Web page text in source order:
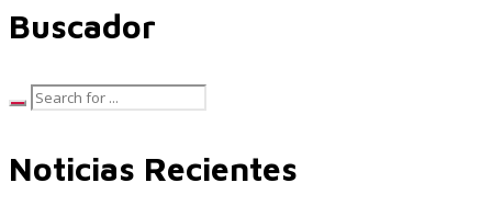
Buscador
Noticias Recientes